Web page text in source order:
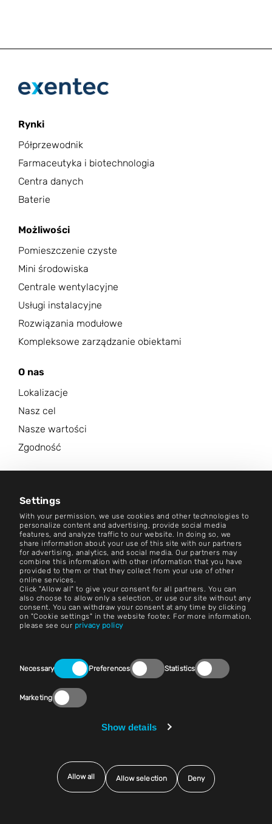
Settings
With your permission, we use cookies and other technologies to
personalize content and advertising, provide social media
features, and analyze traffic to our website. In doing so, we
share information about your use of this site with our partners
for advertising, analytics, and social media. Our partners may
combine this information with other information that you have
provided to them or that they collect from your use of other
online services.
Click "Allow all" to give your consent for all partners. You can
also choose to allow only a selection, or use our site without any
consent. You can withdraw your consent at any time by clicking
on "Cookie settings" in the website footer. For more information,
please see our privacy policy
Selection
Necessary Preferences Statistics
Marketing
Show details
Allow all Allow selection Deny
Rynki
Półprzewodnik
Farmaceutyka i biotechnologia
Centra danych
Baterie
Możliwości
Pomieszczenie czyste
Mini środowiska
Centrale wentylacyjne
Usługi instalacyjne
Rozwiązania modułowe
Kompleksowe zarządzanie obiektami
O nas
Lokalizacje
Nasz cel
Nasze wartości
Zgodność
Centrum aktualności
Kontakt
Kariera
Zasady i warunki
Nadruk
Nota prawna
Kontakt
Ustawienia plików cookie